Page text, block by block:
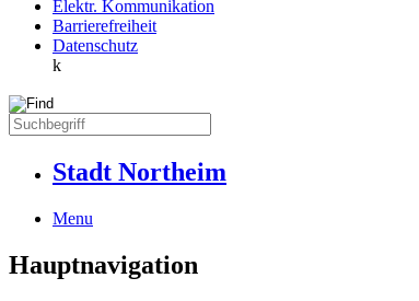
Elektr. Kommunikation
Barrierefreiheit
Datenschutz
k
Stadt Northeim
Menu
Hauptnavigation